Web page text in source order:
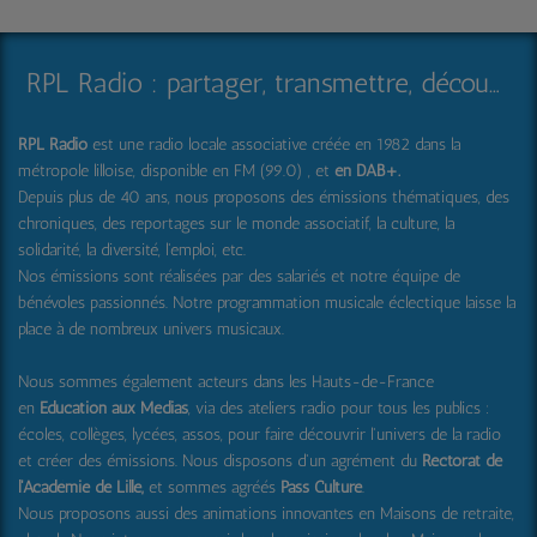
RPL Radio : partager, transmettre, découvrir et surprendre
RPL Radio est une radio locale associative créée en 1982 dans la
métropole lilloise, disponible en FM (99.0) , et en DAB+.
Depuis plus de 40 ans, nous proposons des émissions thématiques, des
chroniques, des reportages sur le monde associatif, la culture, la
solidarité, la diversité, l'emploi, etc.
Nos émissions sont réalisées par des salariés et notre équipe de
bénévoles passionnés. Notre programmation musicale éclectique laisse la
place à de nombreux univers musicaux.
Nous sommes également acteurs dans les Hauts-de-France
en Education aux Médias, via des ateliers radio pour tous les publics :
écoles, collèges, lycées, assos, pour faire découvrir l'univers de la radio
et créer des émissions. Nous disposons d'un agrément du Rectorat de
l'Académie de Lille, et sommes agréés Pass Culture.
Nous proposons aussi des animations innovantes en Maisons de retraite,